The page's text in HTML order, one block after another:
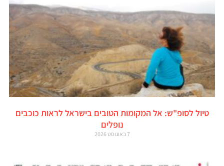
טיול לסופ"ש: אל המקומות הטובים בישראל לראות כוכבים
נופלים
7 באוגוסט 2026